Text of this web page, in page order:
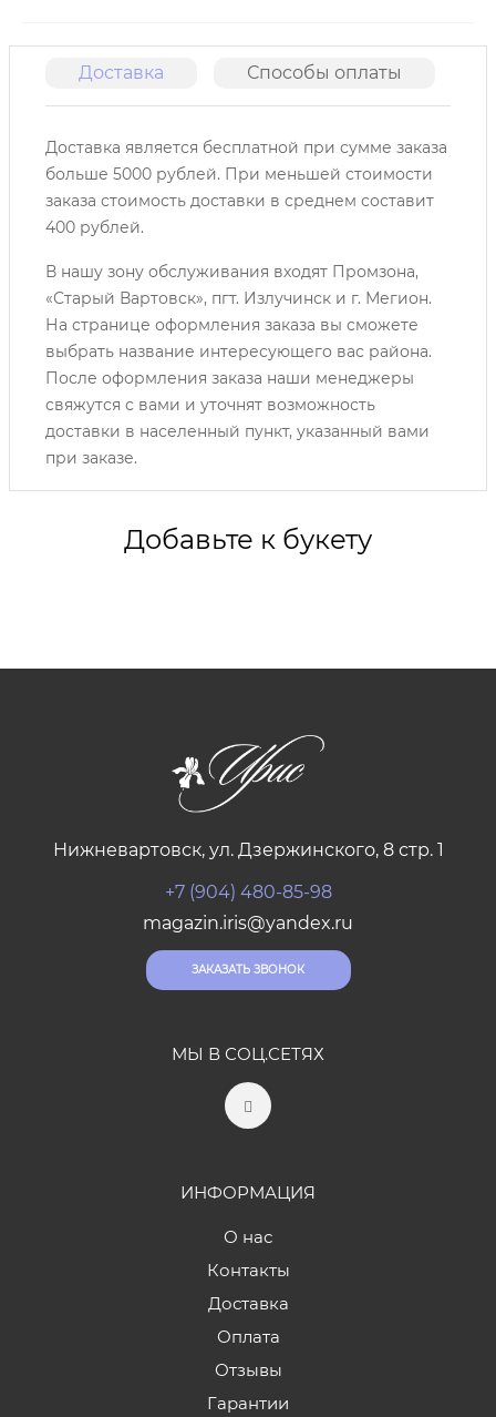
Доставка Способы оплаты
Доставка является бесплатной при сумме заказа
больше 5000 рублей. При меньшей стоимости
заказа стоимость доставки в среднем составит
400 рублей.
В нашу зону обслуживания входят Промзона,
«Старый Вартовск», пгт. Излучинск и г. Мегион.
На странице оформления заказа вы сможете
выбрать название интересующего вас района.
После оформления заказа наши менеджеры
свяжутся с вами и уточнят возможность
доставки в населенный пункт, указанный вами
при заказе.
Добавьте к букету
Нижневартовск, ул. Дзержинского, 8 стр. 1
+7 (904) 480-85-98
magazin.iris@yandex.ru
ЗАКАЗАТЬ ЗВОНОК
МЫ В СОЦ.СЕТЯХ
ИНФОРМАЦИЯ
О нас
Контакты
Доставка
Оплата
Отзывы
Гарантии